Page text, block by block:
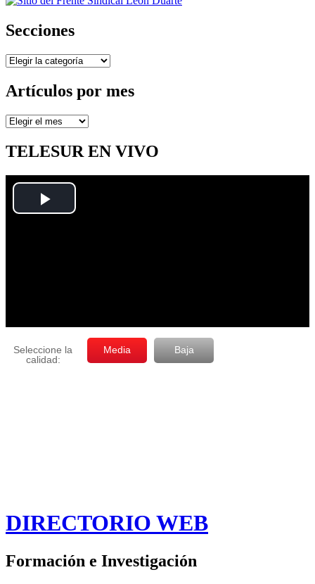
Secciones
Secciones
Artículos por mes
Artículos
mes
TELESUR EN VIVO
DIRECTORIO WEB
Formación e Investigación